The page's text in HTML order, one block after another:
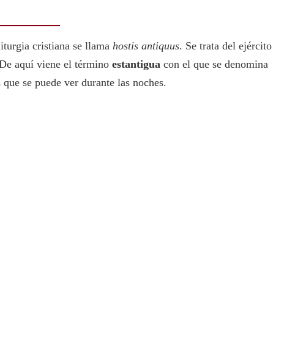
cristiana se llama hostis antiquus. Se trata del ejército
aquí viene el término estantigua con el que se denomina
se puede ver durante las noches.